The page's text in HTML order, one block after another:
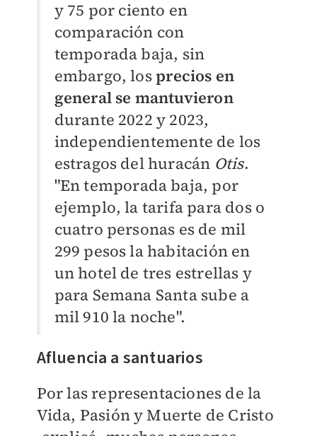
y 75 por ciento en
comparación con
temporada baja, sin
embargo, losprecios en
general se mantuvieron
durante 2022 y 2023,
independientemente de los
estragos del huracán Otis.
"En temporada baja, por
ejemplo, la tarifa para dos o
cuatro personas es de mil
299 pesos la habitación en
un hotel de tres estrellas y
para Semana Santa sube a
mil 910 la noche".
Afluencia a santuarios
Por las representaciones de la
Vida, Pasión y Muerte de Cristo